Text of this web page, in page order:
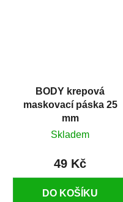
BODY krepová
maskovací páska 25
mm
Skladem
49 Kč
DO KOŠÍKU